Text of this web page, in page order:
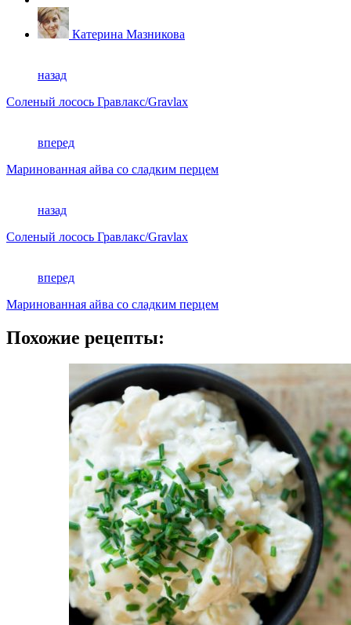
Катерина Мазникова
назад
Соленый лосось Гравлакс/Gravlax
вперед
Маринованная айва со сладким перцем
назад
Соленый лосось Гравлакс/Gravlax
вперед
Маринованная айва со сладким перцем
Похожие рецепты: